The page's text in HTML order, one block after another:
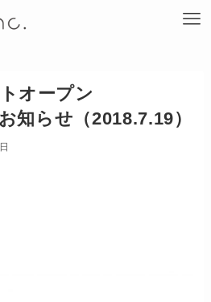
オープン
知らせ（2018.7.19）